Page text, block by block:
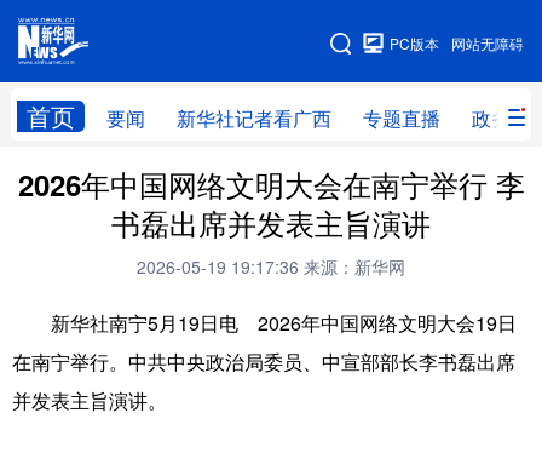
网站无障碍
PC版本
首页 要闻 新华社记者看广西 专题直播 政务信
网站地图
广西频道
新华社记者 专题直播 政务信息
新华网导航
2026年中国网络文明大会在南宁举行 李
书磊出席并发表主旨演讲
2026-05-19 19:17:36 来源：新华网
新华社南宁5月19日电 2026年中国网络文明大会19日
在南宁举行。中共中央政治局委员、中宣部部长李书磊出席
并发表主旨演讲。